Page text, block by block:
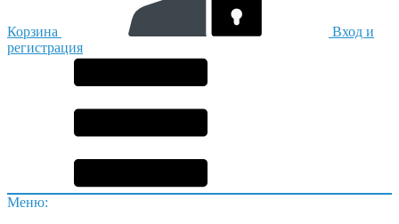
Корзина
Вход и
регистрация
Меню: